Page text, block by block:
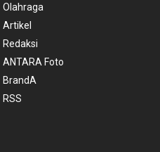
Olahraga
Artikel
Redaksi
ANTARA Foto
BrandA
RSS